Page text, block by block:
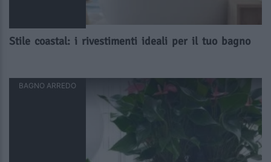
Stile coastal: i rivestimenti ideali per il tuo bagno
BAGNO ARREDO